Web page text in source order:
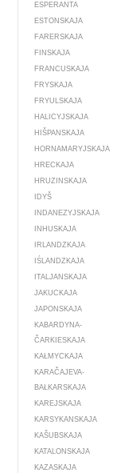
ESPERANTA
ESTONSKAJA
FARERSKAJA
FINSKAJA
FRANCUSKAJA
FRYSKAJA
FRYULSKAJA
HALICYJSKAJA
HIŠPANSKAJA
HORNAMARYJSKAJA
HRECKAJA
HRUZINSKAJA
IDYŠ
INDANEZYJSKAJA
INHUSKAJA
IRLANDZKAJA
IŚLANDZKAJA
ITALJANSKAJA
JAKUCKAJA
JAPONSKAJA
KABARDYNA-
ČARKIESKAJA
KAŁMYCKAJA
KARAČAJEVA-
BAŁKARSKAJA
KAREJSKAJA
KARSYKANSKAJA
KAŠUBSKAJA
KATALONSKAJA
KAZASKAJA